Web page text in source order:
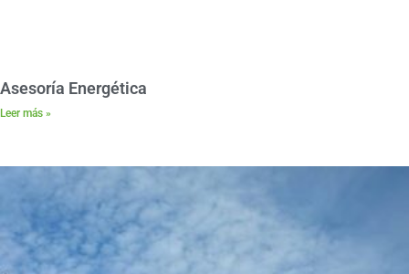
Asesoría Energética
Leer más »